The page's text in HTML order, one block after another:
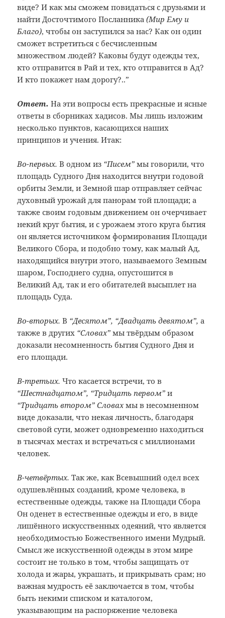
виде? И как мы сможем повидаться с друзьями и
найти Досточтимого Посланника(Мир Ему и
Благо), чтобы он заступился за нас? Как он один
сможет встретиться с бесчисленным
множеством людей? Каковы будут одежды тех,
кто отправится в Рай и тех, кто отправится в Ад?
И кто покажет нам дорогу?..”
Ответ. На эти вопросы есть прекрасные и ясные
ответы в сборниках хадисов. Мы лишь изложим
несколько пунктов, касающихся наших
принципов и учения. Итак:
Во-первых. В одном из “Писем” мы говорили, что
площадь Судного Дня находится внутри годовой
орбиты Земли, и Земной шар отправляет сейчас
духовный урожай для панорам той площади; а
также своим годовым движением он очерчивает
некий круг бытия, и с урожаем этого круга бытия
он является источником формирования Площади
Великого Сбора, и подобно тому, как малый Ад,
находящийся внутри этого, называемого Земным
шаром, Господнего судна, опустошится в
Великий Ад, так и его обитателей высыплет на
площадь Суда.
Во-вторых. В “Десятом”, “Двадцать девятом”, а
также в других “Словах” мы твёрдым образом
доказали несомненность бытия Судного Дня и
его площади.
В-третьих. Что касается встречи, то в
“Шестнадцатом”, “Тридцать первом” и
“Тридцать втором” Словахмы в несомненном
виде доказали, что некая личность, благодаря
световой сути, может одновременно находиться
в тысячах местах и встречаться с миллионами
человек.
В-четвёртых. Так же, как Всевышний одел всех
одушевлённых созданий, кроме человека, в
естественные одежды, также на Площади Сбора
Он оденет в естественные одежды и его, в виде
лишённого искусственных одеяний, что является
необходимостью Божественного имени Мудрый.
Смысл же искусственной одежды в этом мире
состоит не только в том, чтобы защищать от
холода и жары, украшать, и прикрывать срам; но
важная мудрость её заключается в том, чтобы
быть некими списком и каталогом,
указывающим на распоряжение человека